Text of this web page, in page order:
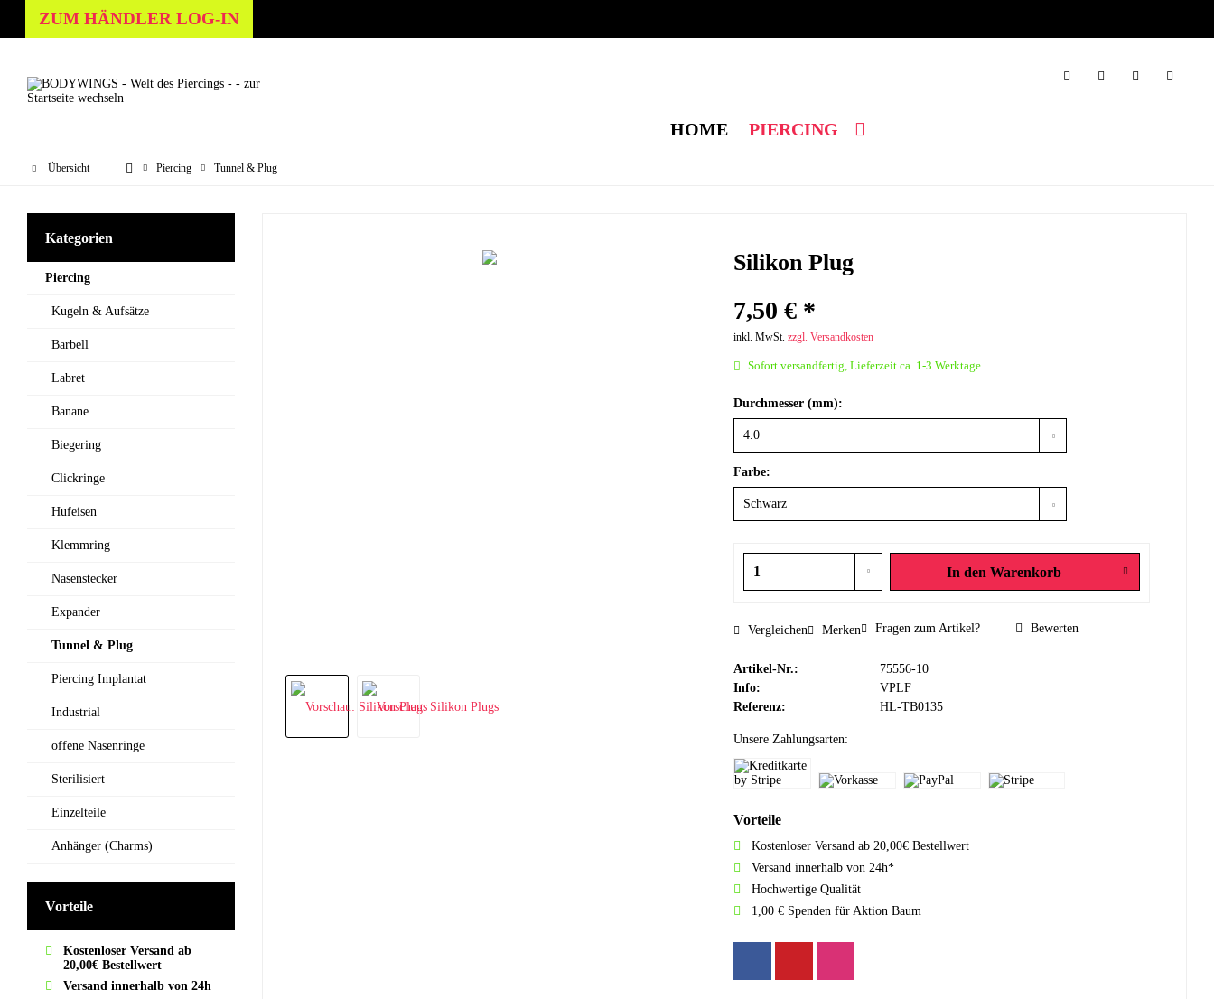
ZUM HÄNDLER LOG-IN
HOME PIERCING
Übersicht Piercing Tunnel & Plug
Kategorien
Piercing
Kugeln & Aufsätze
Barbell
Labret
Banane
Biegering
Clickringe
Hufeisen
Klemmring
Nasenstecker
Expander
Tunnel & Plug
Piercing Implantat
Industrial
offene Nasenringe
Sterilisiert
Einzelteile
Anhänger (Charms)
Vorteile
Kostenloser Versand ab
20,00€ Bestellwert
Versand innerhalb von 24h
Silikon Plug
7,50 € *
inkl. MwSt. zzgl. Versandkosten
Sofort versandfertig, Lieferzeit ca. 1-3 Werktage
Durchmesser (mm):
Farbe:
In den Warenkorb
Vergleichen Merken Fragen zum Artikel? Bewerten
Artikel-Nr.:
75556-10
Info:
VPLF
Referenz:
HL-TB0135
Unsere Zahlungsarten:
Vorteile
Kostenloser Versand ab 20,00€ Bestellwert
Versand innerhalb von 24h*
Hochwertige Qualität
1,00 € Spenden für Aktion Baum